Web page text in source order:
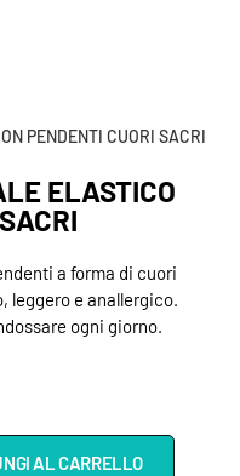
PENDENTI CUORI SACRI
ELASTICO
a forma di cuori
leggero e anallergico.
ogni giorno.
AL CARRELLO